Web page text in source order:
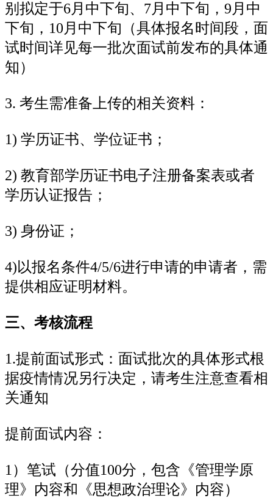
别拟定于6月中下旬、7月中下旬，9月中
下旬，10月中下旬（具体报名时间段，面
试时间详见每一批次面试前发布的具体通
知）
3. 考生需准备上传的相关资料：
1) 学历证书、学位证书；
2) 教育部学历证书电子注册备案表或者
学历认证报告；
3) 身份证；
4)以报名条件4/5/6进行申请的申请者，需
提供相应证明材料。
三、考核流程
1.提前面试形式：面试批次的具体形式根
据疫情情况另行决定，请考生注意查看相
关通知
提前面试内容：
1）笔试（分值100分，包含《管理学原
理》内容和《思想政治理论》内容）